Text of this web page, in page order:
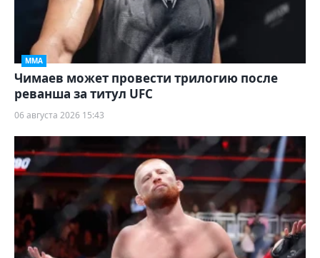
ММА
Чимаев может провести трилогию после
реванша за титул UFC
06 августа 2026 15:43